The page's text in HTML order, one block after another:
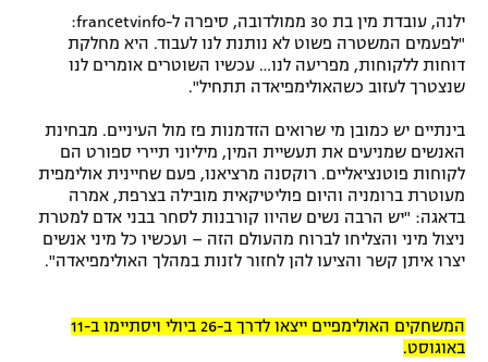
ילנה, עובדת מין בת 30 ממולדובה, סיפרה ל-francetvinfo:
"לפעמים המשטרה פשוט לא נותנת לנו לעבוד. היא מחלקת
דוחות ללקוחות, מפריעה לנו… עכשיו השוטרים אומרים לנו
שנצטרך לעזוב כשהאולימפיאדה תתחיל".
בינתיים יש כמובן מי שרואים הזדמנות פז מול העיניים. מבחינת
האנשים שמניעים את תעשיית המין, מיליוני תיירי ספורט הם
לקוחות פוטנציאליים. רוקסנה מרציאנו, פעם שחיינית אולימפית
מעוטרת ברומניה והיום פוליטיקאית מובילה בצרפת, אמרה
בדאגה: "יש הרבה נשים שהיוו קורבנות לסחר בבני אדם למטרת
ניצול מיני והצליחו לברוח מהעולם הזה – ועכשיו כל מיני אנשים
יצרו איתן קשר והציעו להן לחזור לזנות במהלך האולימפיאדה".
המשחקים האולימפיים ייצאו לדרך ב-26 ביולי ויסתיימו ב-11
באוגוסט.